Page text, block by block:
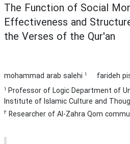
The Function of Social
Effectiveness and
the Verses of the Qur'an
mohammad arab salehi 1 farideh
1 Professor of Logic Department of
Institute of Islamic Culture and
2 Researcher of Al-Zahra Qom